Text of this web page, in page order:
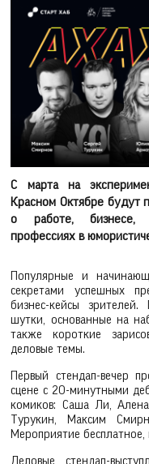
С марта на
Красном Октябре будут
о работе, бизнесе,
профессиях в
Популярные и
секретами успешных
бизнес-кейсы
шутки, основанные на
также короткие
деловые темы.
Первый стендап-вечер
сцене с 20-минутными
комиков: Саша Ли,
Турукин, Максим
Мероприятие
Деловые стендап-